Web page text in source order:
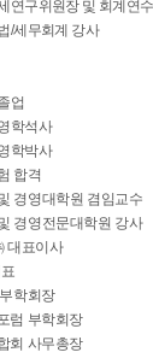
연구위원장 및 회계연
/세무회계 강사
업
학석사
학박사
합격
경영대학원 겸임교수
경영전문대학원 강사
대표이사
학회장
럼 부학회장
회 사무총장